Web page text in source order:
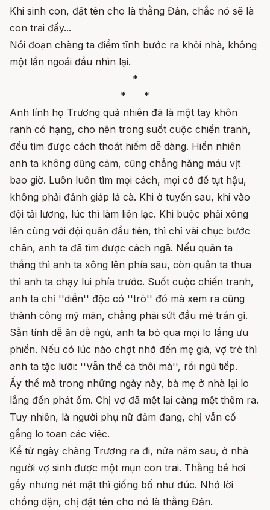
Khi sinh con, đặt tên cho là thằng Đản, chắc nó sẽ là
con trai đấy...
Nói đoạn chàng ta điềm tĩnh bước ra khỏi nhà, không
một lần ngoái đầu nhìn lại.
*
* *
Anh lính họ Trương quả nhiên đã là một tay khôn
ranh có hạng, cho nên trong suốt cuộc chiến tranh,
đều tìm được cách thoát hiểm dễ dàng. Hiển nhiên
anh ta không dũng cảm, cũng chẳng hăng máu vịt
bao giờ. Luôn luôn tìm mọi cách, mọi cớ để tụt hậu,
không phải đánh giáp lá cà. Khi ở tuyến sau, khi vào
đội tải lương, lúc thì làm liên lạc. Khi buộc phải xông
lên cùng với đội quân đầu tiên, thì chỉ vài chục bước
chân, anh ta đã tìm được cách ngã. Nếu quân ta
thắng thì anh ta xông lên phía sau, còn quân ta thua
thì anh ta chạy lui phía trước. Suốt cuộc chiến tranh,
anh ta chỉ ''diễn'' độc có ''trò'' đó mà xem ra cũng
thành công mỹ mãn, chẳng phải sứt đầu mẻ trán gì.
Sẵn tính dễ ăn dễ ngủ, anh ta bỏ qua mọi lo lắng ưu
phiền. Nếu có lúc nào chợt nhớ đến mẹ già, vợ trẻ thì
anh ta tặc lưỡi: ''Vẫn thế cả thôi mà'', rồi ngủ tiếp.
Ấy thế mà trong những ngày này, bà mẹ ở nhà lại lo
lắng đến phát ốm. Chị vợ đã mệt lại càng mệt thêm ra.
Tuy nhiên, là người phụ nữ đảm đang, chị vẫn cố
gắng lo toan các việc.
Kể từ ngày chàng Trương ra đi, nửa năm sau, ở nhà
người vợ sinh được một mụn con trai. Thằng bé hơi
gầy nhưng nét mặt thì giống bố như đúc. Nhớ lời
chồng dặn, chị đặt tên cho nó là thằng Đản.